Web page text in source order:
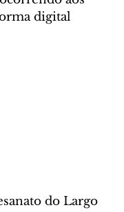
digital
do Largo